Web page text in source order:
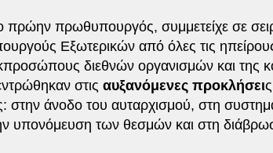
πρώην πρωθυπουργός, συμμετείχε σε
Εξωτερικών από όλες τις
διεθνών οργανισμών και της
στις αυξανόμενες προκλήσει
στην άνοδο του αυταρχισμού, στη
υπονόμευση των θεσμών και στη